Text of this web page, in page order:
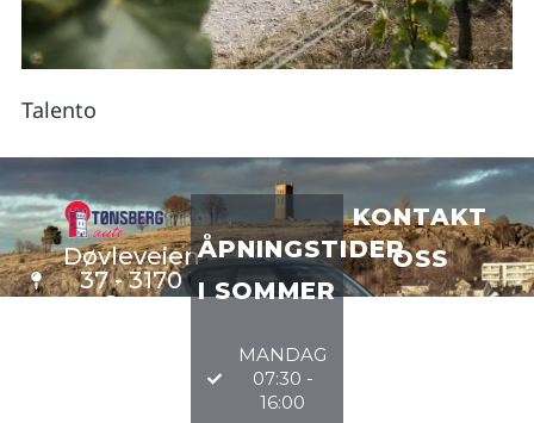
Talento
Døvleveien
37 - 3170
Sem
ÅPNINGSTIDER
I SOMMER
MANDAG
07:30 -
16:00
KONTAKT
OSS